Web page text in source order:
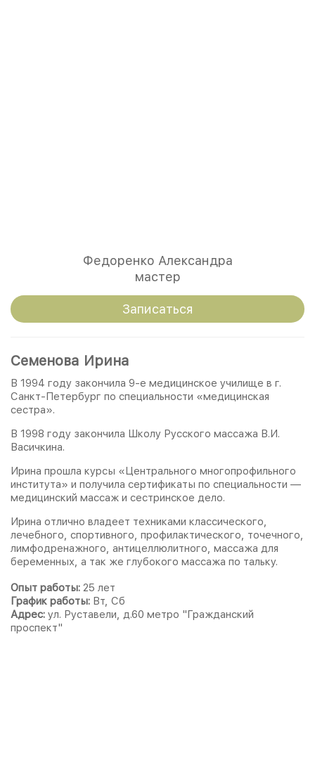
Федоренко Александра
мастер
Записаться
Семенова Ирина
В 1994 году закончила 9-е медицинское училище в г.
Санкт-Петербург по специальности «медицинская
сестра».
В 1998 году закончила Школу Русского массажа В.И.
Васичкина.
Ирина прошла курсы «Центрального многопрофильного
института» и получила сертификаты по специальности —
медицинский массаж и сестринское дело.
Ирина отлично владеет техниками классического,
лечебного, спортивного, профилактического, точечного,
лимфодренажного, антицеллюлитного, массажа для
беременных, а так же глубокого массажа по тальку.
Опыт работы: 25 лет
График работы: Вт, Сб
Адрес: ул. Руставели, д.60 метро "Гражданский
проспект"